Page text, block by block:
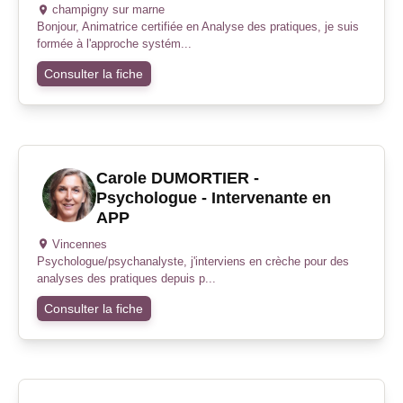
champigny sur marne
Bonjour, Animatrice certifiée en Analyse des pratiques, je suis
formée à l'approche systém...
Consulter la fiche
Carole DUMORTIER -
Psychologue - Intervenante en
APP
Vincennes
Psychologue/psychanalyste, j'interviens en crèche pour des
analyses des pratiques depuis p...
Consulter la fiche